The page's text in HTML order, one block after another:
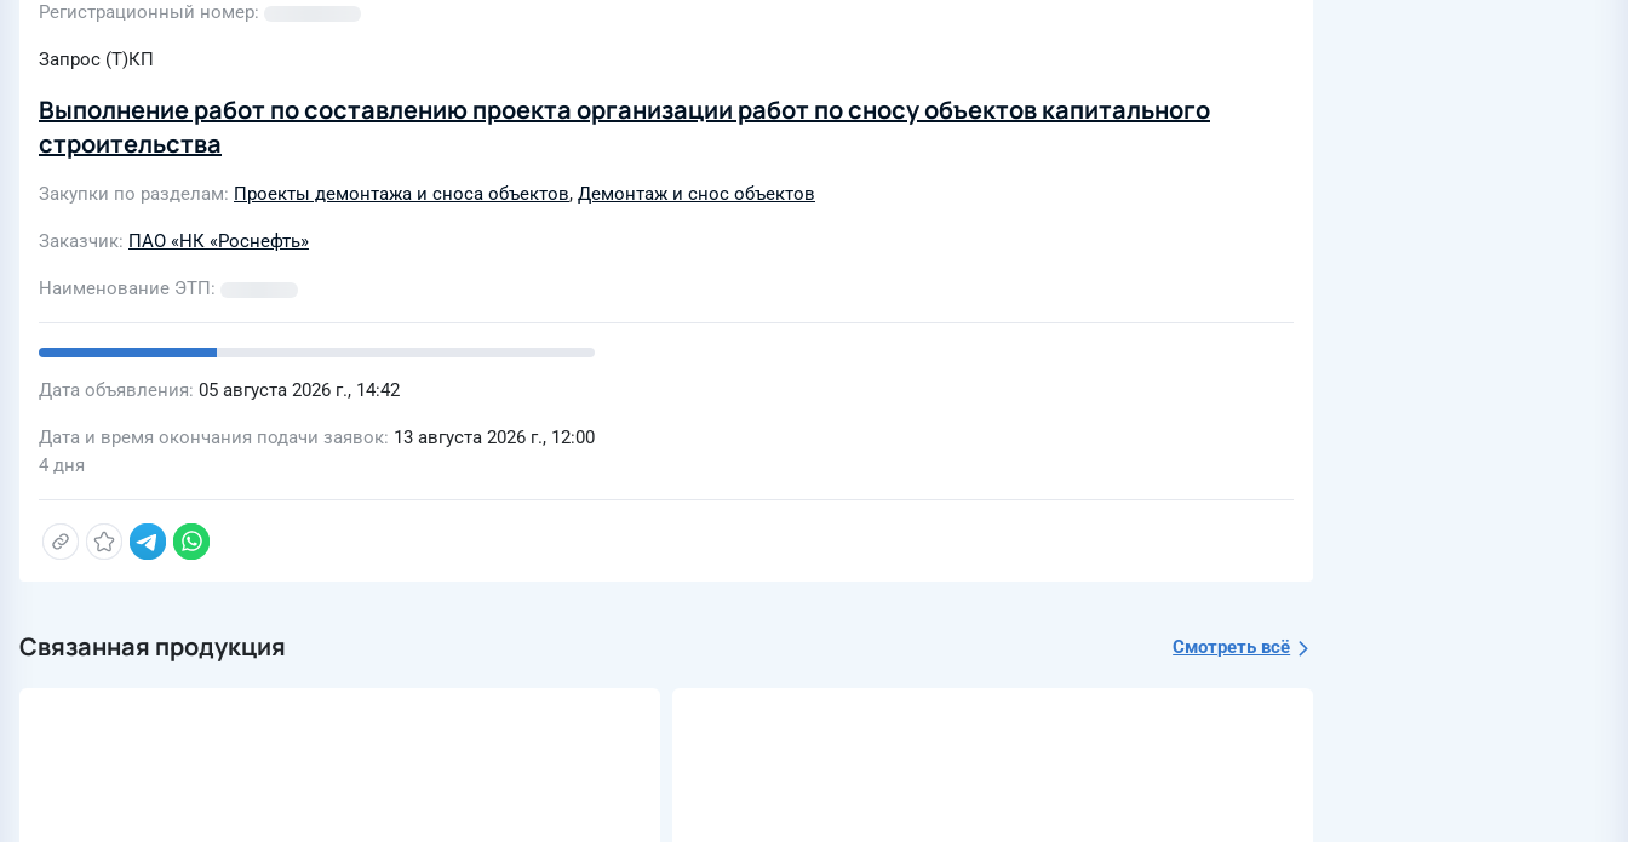
Регистрационный номер
Запрос (Т)КП
Выполнение работ по составлению проекта организации работ по сносу объектов капитального
строительства
Закупки по разделам Проекты демонтажа и сноса объектов, Демонтаж и снос объектов
Заказчик ПАО «НК «Роснефть»
Наименование ЭТП
Дата объявления 05 августа 2026 г., 14:42
Дата и время окончания подачи заявок 13 августа 2026 г., 12:00
4 дня
Связанная продукция Смотреть всё